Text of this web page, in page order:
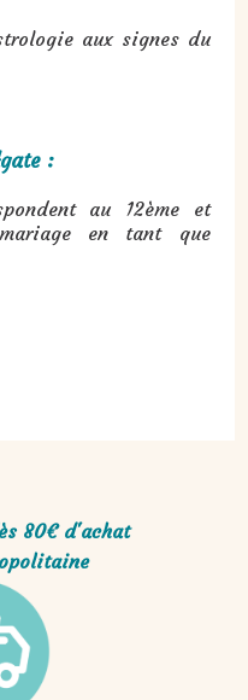
aux signes du
:
au 12ème et
en tant que
80€ d'achat